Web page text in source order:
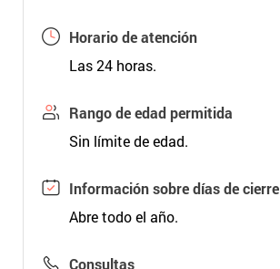
Horario de atención
Las 24 horas.
Rango de edad permitida
Sin límite de edad.
Información sobre días de cierre
Abre todo el año.
Consultas